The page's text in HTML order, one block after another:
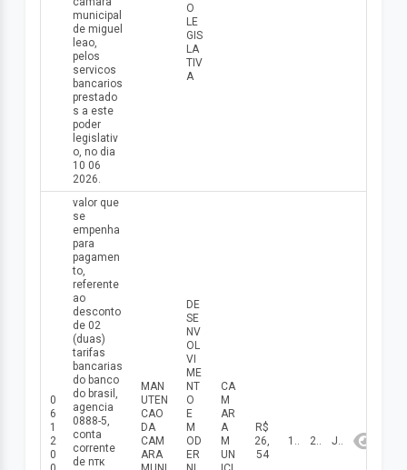
municipal
de miguel
leao,
pelos
servicos
bancarios
prestado
s a este
poder
legislativ
o, no dia
10 06
2026.
O
LE
GIS
LA
TIV
A
0
6
1
2
0
valor que
se
empenha
para
pagamen
to,
referente
ao
desconto
de 02
(duas)
tarifas
bancarias
do banco
do brasil,
agencia
0888-5,
conta
corrente
de nтк
MAN
UTEN
CAO
DA
CAM
ARA
DE
SE
NV
OL
VI
ME
NT
O
E
M
OD
ER
CA
M
AR
A
M
UN
R$
26,
54
12/06/2026 2026 Junho